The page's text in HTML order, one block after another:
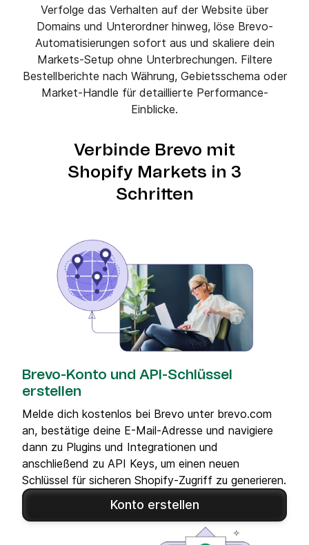
Verfolge das Verhalten auf der Website über
Domains und Unterordner hinweg, löse Brevo-
Automatisierungen sofort aus und skaliere dein
Markets-Setup ohne Unterbrechungen. Filtere
Bestellberichte nach Währung, Gebietsschema oder
Market-Handle für detaillierte Performance-
Einblicke.
Verbinde Brevo mit
Shopify Markets in 3
Schritten
Brevo-Konto und API-Schlüssel
erstellen
Melde dich kostenlos bei Brevo unter brevo.com
an, bestätige deine E-Mail-Adresse und navigiere
dann zu Plugins und Integrationen und
anschließend zu API Keys, um einen neuen
Schlüssel für sicheren Shopify-Zugriff zu generieren.
Konto erstellen